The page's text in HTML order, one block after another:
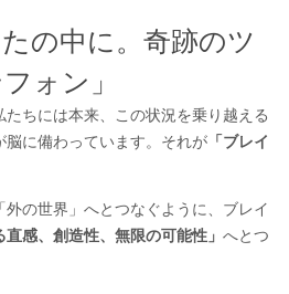
の中に。奇跡のツ
ォン」
たちには本来、この状況を乗り越える
に備わっています。それが 「ブレイ
の世界」へとつなぐように、ブレイ
直感、創造性、無限の可能性」 へとつ